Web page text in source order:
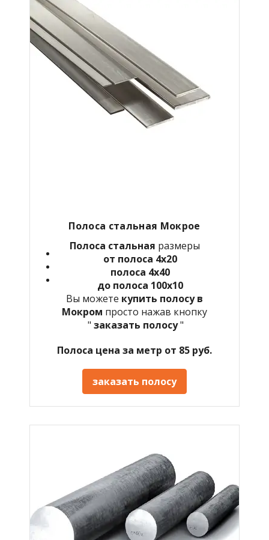
Полоса стальная Мокрое
Полоса стальная размеры
от полоса 4х20
полоса 4х40
до полоса 100х10
Вы можете купить полосу в
Мокром просто нажав кнопку
" заказать полосу"
Полоса цена за метр от 85 руб.
заказать полосу